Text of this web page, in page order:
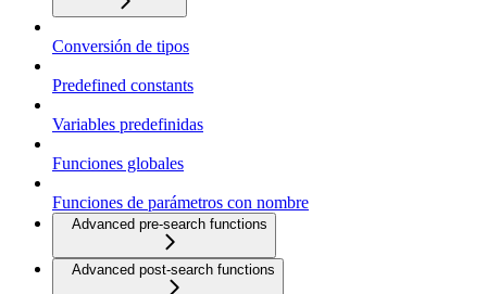
Conversión de tipos
Predefined constants
Variables predefinidas
Funciones globales
Funciones de parámetros con nombre
Advanced pre-search functions
Advanced post-search functions